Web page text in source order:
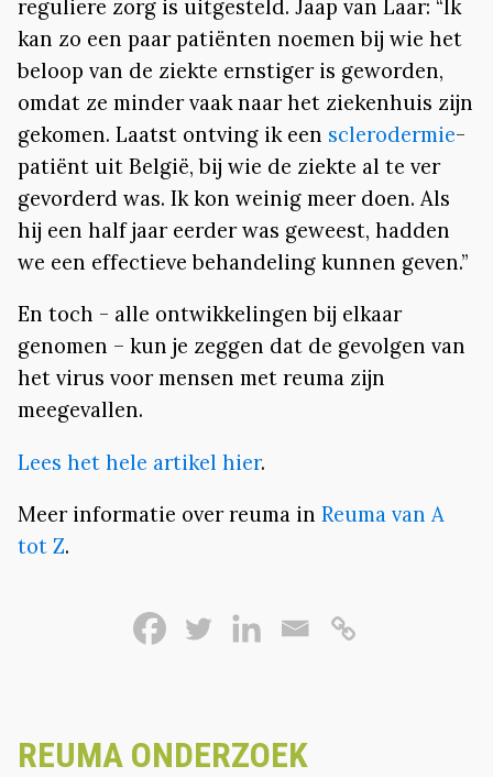
reguliere zorg is uitgesteld. Jaap van Laar: “Ik
kan zo een paar patiënten noemen bij wie het
beloop van de ziekte ernstiger is geworden,
omdat ze minder vaak naar het ziekenhuis zijn
gekomen. Laatst ontving ik een sclerodermie-
patiënt uit België, bij wie de ziekte al te ver
gevorderd was. Ik kon weinig meer doen. Als
hij een half jaar eerder was geweest, hadden
we een effectieve behandeling kunnen geven.”
En toch - alle ontwikkelingen bij elkaar
genomen – kun je zeggen dat de gevolgen van
het virus voor mensen met reuma zijn
meegevallen.
Lees het hele artikel hier.
Meer informatie over reuma in Reuma van A
tot Z.
REUMA ONDERZOEK